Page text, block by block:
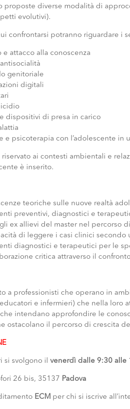
proposte diverse modalità di
evolutivi).
confrontarsi potranno riguardare i
attacco alla conoscenza
genitoriale
digitali
dispositivi di presa in carico
e psicoterapia con l’adolescente in
riservato ai contesti ambientali e
è inserito.
teoriche sulle nuove realtà
preventivi, diagnostici e
ex allievi del master nel percorso
di leggere i casi clinici secondo
diagnostici e terapeutici per le
critica attraverso il
a professionisti che operano in
e infermieri) che nella loro
intendano approfondire le
ostacolano il percorso di crescita
si svolgono ilvenerdì dalle 9:30 alle
26 bis, 35137 Padova
ECM per chi si iscrive